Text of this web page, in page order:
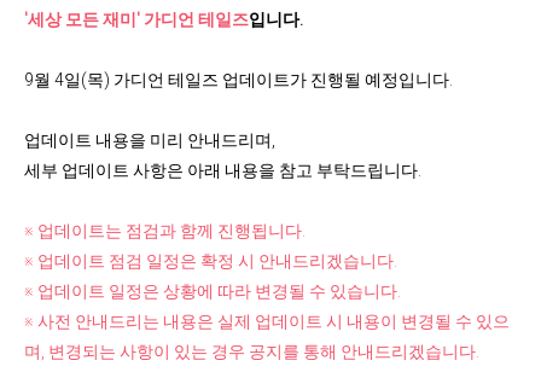
'세상 모든 재미' 가디언 테일즈입니다.
9월 4일(목) 가디언 테일즈 업데이트가 진행될 예정입니다.
업데이트 내용을 미리 안내드리며,
세부 업데이트 사항은 아래 내용을 참고 부탁드립니다.
※ 업데이트는 점검과 함께 진행됩니다.
※ 업데이트 점검 일정은 확정 시 안내드리겠습니다.
※ 업데이트 일정은 상황에 따라 변경될 수 있습니다.
※ 사전 안내드리는 내용은 실제 업데이트 시 내용이 변경될 수 있으
며, 변경되는 사항이 있는 경우 공지를 통해 안내드리겠습니다.